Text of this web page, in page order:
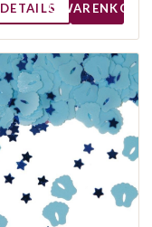
DETAILS
WARENKORB